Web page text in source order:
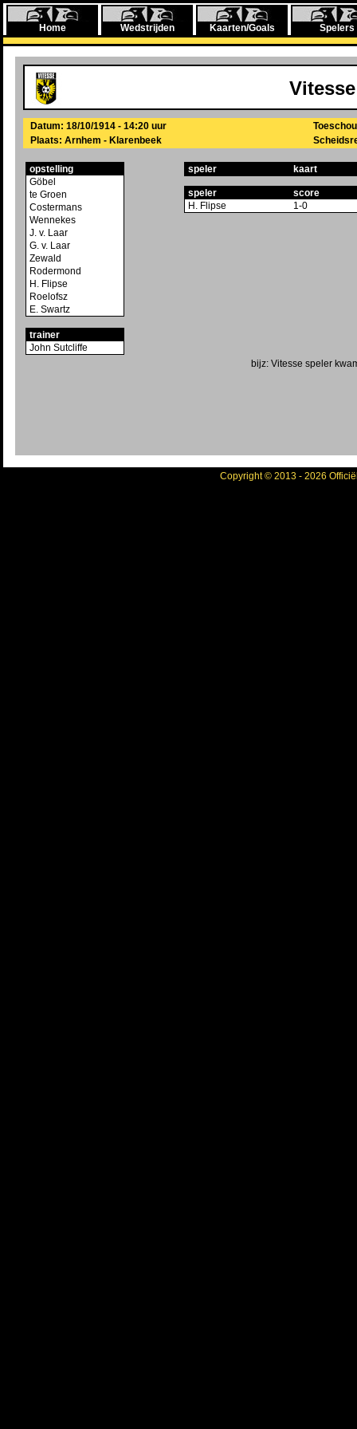
Home Wedstrijden Kaarten/Goals Spelers
Vitesse
Datum: 18/10/1914 - 14:20 uur
Plaats: Arnhem - Klarenbeek
opstelling
Göbel
te Groen
Costermans
Wennekes
J. v. Laar
G. v. Laar
Zewald
Rodermond
H. Flipse
Roelofsz
E. Swartz
trainer
John Sutcliffe
speler kaart
speler
score
H. Flipse
1-0
bijz: Vitesse speler
Copyright © 2013 - 2026